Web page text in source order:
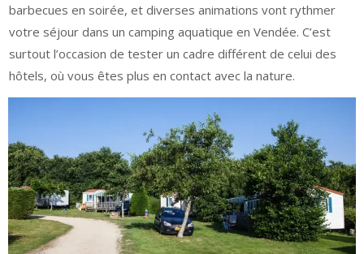
barbecues en soirée, et diverses animations vont rythmer
votre séjour dans un camping aquatique en Vendée. C’est
surtout l’occasion de tester un cadre différent de celui des
hôtels, où vous êtes plus en contact avec la nature.